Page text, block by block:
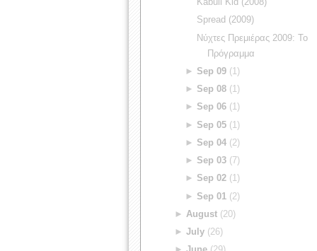
Spread (2009)
Νύχτες Πρεμιέρας 2009: Το
Πρόγραμμα
► Sep 09 (1)
► Sep 08 (1)
► Sep 06 (1)
► Sep 05 (1)
► Sep 04 (2)
► Sep 03 (7)
► Sep 02 (1)
► Sep 01 (2)
► August(20)
► July(26)